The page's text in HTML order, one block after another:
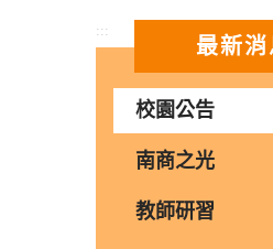
:::
最新消
校園公告
南商之光
教師研習